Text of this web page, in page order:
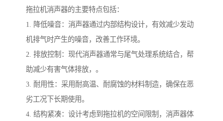
拖拉机消声器的主要特点包括：
1. 降低噪音：消声器通过内部结构设计，有效减少发动
机排气时产生的噪音，改善工作环境。
2. 排放控制：现代消声器通常与尾气处理系统结合，帮
助减少有害气体排放，。
3. 耐用性：采用耐高温、耐腐蚀的材料制造，确保在恶
劣工况下长期使用。
4. 结构紧凑：设计考虑到拖拉机的空间限制，消声器体